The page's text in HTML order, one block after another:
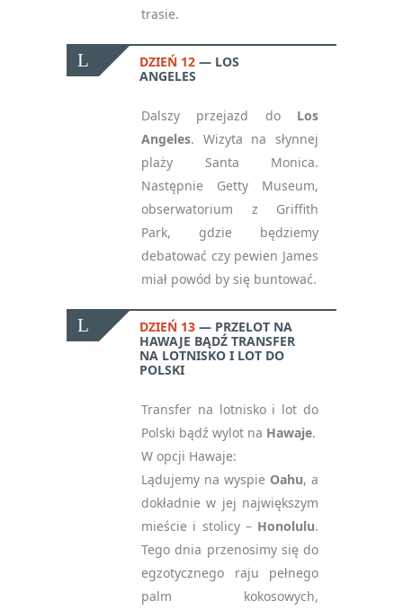
trasie.
DZIEŃ 12
LOS
ANGELES
Dalszy przejazd do Los
Angeles. Wizyta na słynnej
plaży Santa Monica.
Następnie Getty Museum,
obserwatorium z Griffith
Park, gdzie będziemy
debatować czy pewien James
miał powód by się buntować.
DZIEŃ 13
PRZELOT NA
HAWAJE BĄDŹ TRANSFER
NA LOTNISKO I LOT DO
POLSKI
Transfer na lotnisko i lot do
Polski bądź wylot na Hawaje.
W opcji Hawaje:
Lądujemy na wyspie Oahu, a
dokładnie w jej największym
mieście i stolicy – Honolulu.
Tego dnia przenosimy się do
egzotycznego raju pełnego
palm kokosowych,